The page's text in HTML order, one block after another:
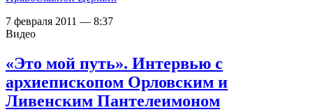
7 февраля 2011 — 8:37
Видео
«Это мой путь». Интервью с
архиепископом Орловским и
Ливенским Пантелеимоном